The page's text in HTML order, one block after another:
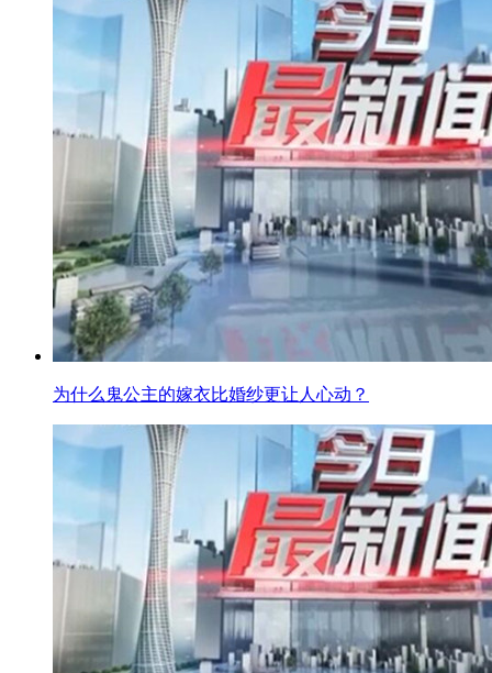
为什么鬼公主的嫁衣比婚纱更让人心动？